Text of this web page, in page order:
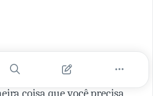
ou está nessa situação?